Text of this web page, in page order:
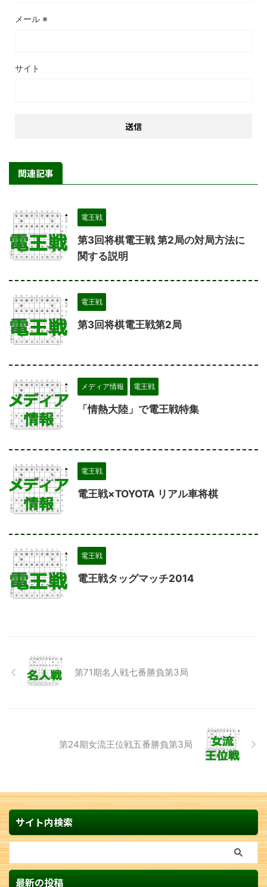
メール ※
サイト
関連記事
電王戦
第3回将棋電王戦 第2局の対局方法に
関する説明
電王戦
第3回将棋電王戦第2局
メディア情報 電王戦
「情熱大陸」で電王戦特集
電王戦
電王戦×TOYOTA リアル車将棋
電王戦
電王戦タッグマッチ2014
第71期名人戦七番勝負第3局
第24期女流王位戦五番勝負第3局
サイト内検索
最新の投稿